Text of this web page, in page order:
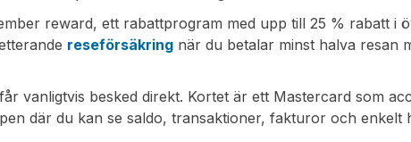
reward, ett rabattprogram med upp till 25 % rabatt i
reseförsäkring när du betalar minst halva resan
vanligtvis besked direkt. Kortet är ett Mastercard som
där du kan se saldo, transaktioner, fakturor och enkelt